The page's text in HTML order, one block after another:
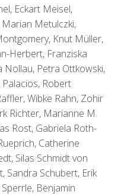
Eckart Meisel,
Metulczki,
Knut Müller,
Herbert, Franziska
Petra Ottkowski,
Robert
Wibke Rahn, Zohir
Richter, Marianne M.
Rost, Gabriela Roth-
Catherine
Silas Schmidt von
Sandra Schubert, Erik
Benjamin